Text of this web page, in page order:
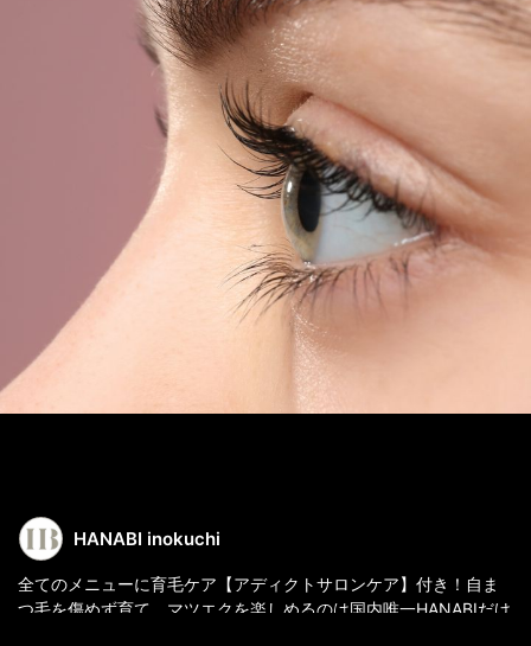
HANABI inokuchi
全てのメニューに育毛ケア【アディクトサロンケア】付き！自ま
つ毛を傷めず育て、マツエクを楽しめるのは国内唯一HANABIだけ